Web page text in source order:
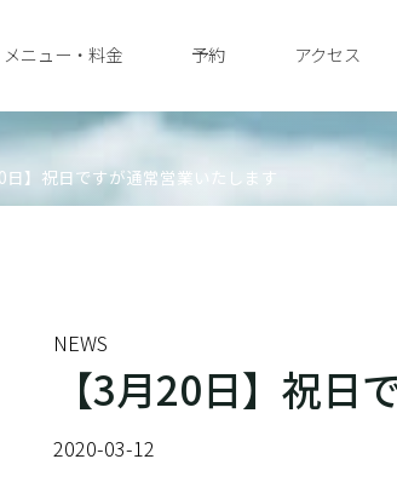
メニュー・料金 予約 アクセス
日】祝日ですが通常営業いたします
NEWS
【3月20日】祝日
2020-03-12